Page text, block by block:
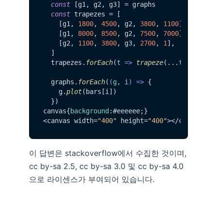
const [g1, g2, g3] = graphs
const trapezes = [
    [g1,
1800, 4500, g2, 3800, 1100],
    [g1,
8000, 8500, g2, 7500, 7000],
    [g2,
1100, 3800, g3, 2700, 1 ],
  ]
  trapezes.
forEach(t => trapeze(...t))
  graphs.
forEach( (g, i ) => {
    g.
plot(bars[i])
  })
canvas{background :#eeeeee;}
<canvas width="400" height="400"
이 답변은 stackoverflow에서 수집한 것이며,
cc by-sa 2.5, cc by-sa 3.0 및 cc by-sa 4.0
으로 라이센스가 부여되어 있습니다.